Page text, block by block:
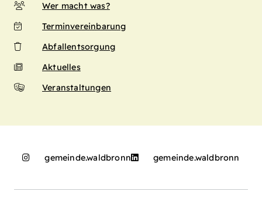
Wer macht was?
Terminvereinbarung
Abfallentsorgung
Aktuelles
Veranstaltungen
gemeinde.waldbronn gemeinde.waldbronn